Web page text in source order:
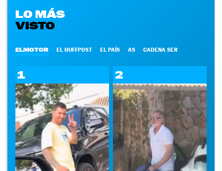
LO MÁS
VISTO
ELMOTOR EL HUFFPOST EL PAÍS AS CADENA SER
1 2